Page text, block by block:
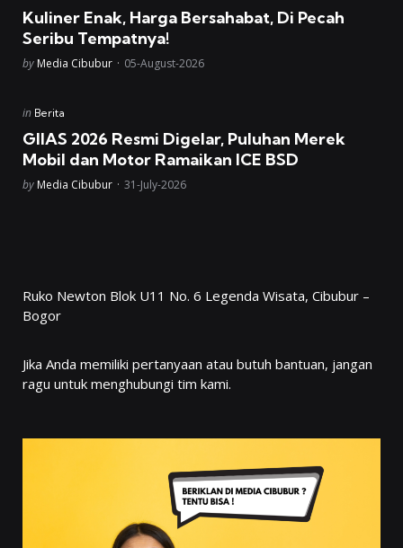
Kuliner Enak, Harga Bersahabat, Di Pecah
Seribu Tempatnya!
Posted
by Media Cibubur 05-August-2026
Posted
in Berita
GIIAS 2026 Resmi Digelar, Puluhan Merek
Mobil dan Motor Ramaikan ICE BSD
Posted
by Media Cibubur 31-July-2026
Ruko Newton Blok U11 No. 6 Legenda Wisata, Cibubur –
Bogor
Jika Anda memiliki pertanyaan atau butuh bantuan, jangan
ragu untuk menghubungi tim kami.